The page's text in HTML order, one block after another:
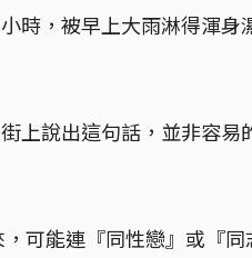
時，被早上大雨淋得渾身
上說出這句話，並非容易
可能連『同性戀』或『